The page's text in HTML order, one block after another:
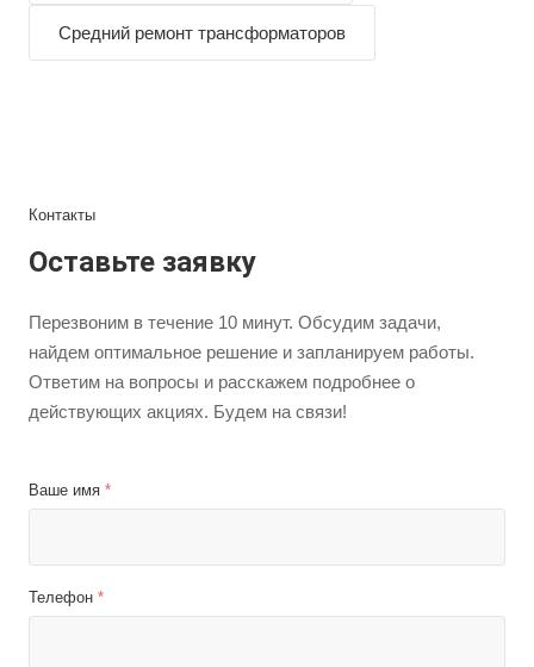
Средний ремонт трансформаторов
Контакты
Оставьте заявку
Перезвоним в течение 10 минут. Обсудим задачи,
найдем оптимальное решение и запланируем работы.
Ответим на вопросы и расскажем подробнее о
действующих акциях. Будем на связи!
Ваше имя *
Телефон *